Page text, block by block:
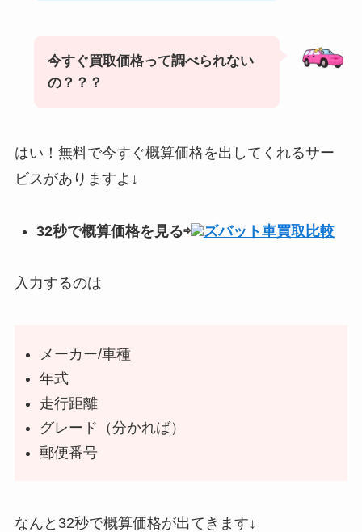
今すぐ買取価格って調べられない
の？？？
はい！無料で今すぐ概算価格を出してくれるサー
ビスがありますよ↓
32秒で概算価格を見る⇨ ズバット車買取比較
入力するのは
メーカー/車種
年式
走行距離
グレード（分かれば）
郵便番号
なんと32秒で概算価格が出てきます↓